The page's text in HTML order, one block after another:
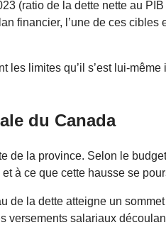
(ratio de la dette nette au
financier, l’une de ces
limites qu’il s’est lui-même
du Canada
la province. Selon le
à ce que cette hausse se
la dette atteigne un
salariaux